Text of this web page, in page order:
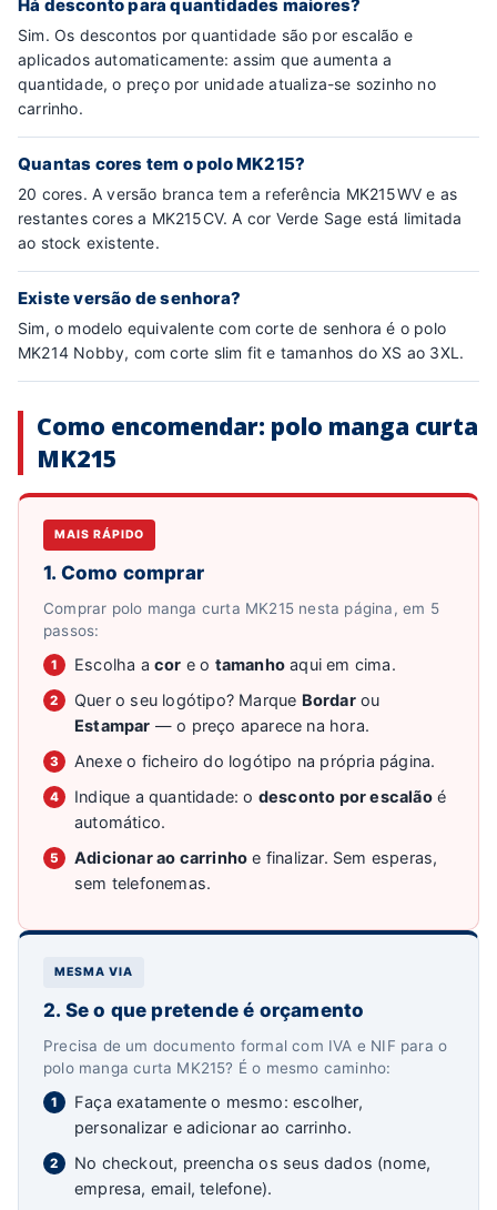
Há desconto para quantidades maiores?
Sim. Os descontos por quantidade são por escalão e
aplicados automaticamente: assim que aumenta a
quantidade, o preço por unidade atualiza-se sozinho no
carrinho.
Quantas cores tem o polo MK215?
20 cores. A versão branca tem a referência MK215WV e as
restantes cores a MK215CV. A cor Verde Sage está limitada
ao stock existente.
Existe versão de senhora?
Sim, o modelo equivalente com corte de senhora é o polo
MK214 Nobby, com corte slim fit e tamanhos do XS ao 3XL.
Como encomendar: polo manga curta
MK215
MAIS RÁPIDO
1. Como comprar
Comprar polo manga curta MK215 nesta página, em 5
passos:
1 Escolha a cor e o tamanho aqui em cima.
2 Quer o seu logótipo? Marque Bordarou
Estampar — o preço aparece na hora.
3 Anexe o ficheiro do logótipo na própria página.
4 Indique a quantidade: o desconto por escalãoé
automático.
5 Adicionar ao carrinho e finalizar. Sem esperas,
sem telefonemas.
MESMA VIA
2. Se o que pretende é orçamento
Precisa de um documento formal com IVA e NIF para o
polo manga curta MK215? É o mesmo caminho:
1
Faça exatamente o mesmo: escolher,
personalizar e adicionar ao carrinho.
2
No checkout, preencha os seus dados (nome,
empresa, email, telefone).